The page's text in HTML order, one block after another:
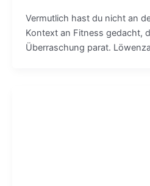
Vermutlich hast du nicht an
Kontext an Fitness gedacht,
Überraschung parat.